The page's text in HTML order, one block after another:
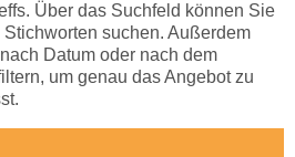
Über das Suchfeld können Sie
suchen. Außerdem
Datum oder nach dem
um genau das Angebot zu